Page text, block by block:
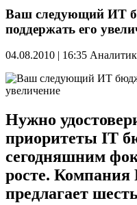
Ваш следующий ИТ
поддержать его
04.08.2010 | 16:35
Нужно
приоритеты IT
сегодняшним
росте. Компания
предлагает